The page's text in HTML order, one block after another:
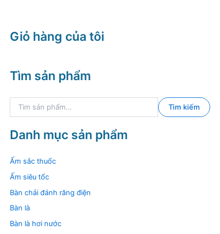
Giỏ hàng của tôi
Tìm sản phẩm
k
i
m
Tìm kiếm
Danh mục sản phẩm
Ấm sắc thuốc
Ấm siêu tốc
Bàn chải đánh răng điện
Bàn là
Bàn là hơi nước